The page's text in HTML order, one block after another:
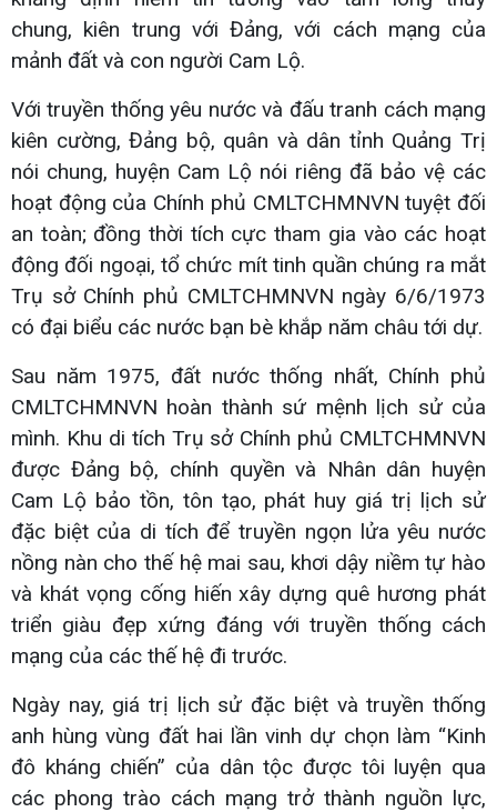
chung, kiên trung với Đảng, với cách mạng của
mảnh đất và con người Cam Lộ.
Với truyền thống yêu nước và đấu tranh cách mạng
kiên cường, Đảng bộ, quân và dân tỉnh Quảng Trị
nói chung, huyện Cam Lộ nói riêng đã bảo vệ các
hoạt động của Chính phủ CMLTCHMNVN tuyệt đối
an toàn; đồng thời tích cực tham gia vào các hoạt
động đối ngoại, tổ chức mít tinh quần chúng ra mắt
Trụ sở Chính phủ CMLTCHMNVN ngày 6/6/1973
có đại biểu các nước bạn bè khắp năm châu tới dự.
Sau năm 1975, đất nước thống nhất, Chính phủ
CMLTCHMNVN hoàn thành sứ mệnh lịch sử của
mình. Khu di tích Trụ sở Chính phủ CMLTCHMNVN
được Đảng bộ, chính quyền và Nhân dân huyện
Cam Lộ bảo tồn, tôn tạo, phát huy giá trị lịch sử
đặc biệt của di tích để truyền ngọn lửa yêu nước
nồng nàn cho thế hệ mai sau, khơi dậy niềm tự hào
và khát vọng cống hiến xây dựng quê hương phát
triển giàu đẹp xứng đáng với truyền thống cách
mạng của các thế hệ đi trước.
Ngày nay, giá trị lịch sử đặc biệt và truyền thống
anh hùng vùng đất hai lần vinh dự chọn làm “Kinh
đô kháng chiến” của dân tộc được tôi luyện qua
các phong trào cách mạng trở thành nguồn lực,